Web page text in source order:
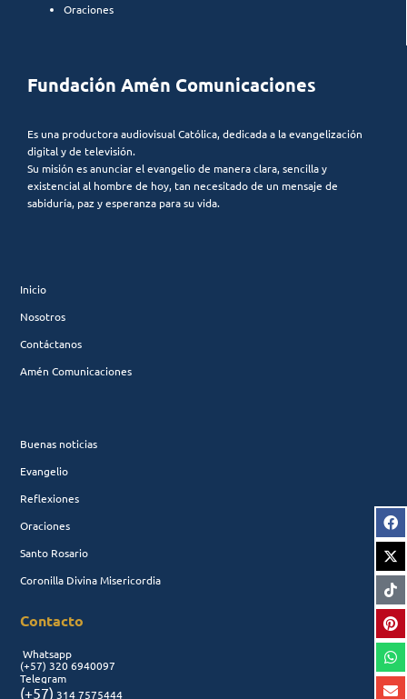
Oraciones
Fundación Amén Comunicaciones
Es una productora audiovisual Católica, dedicada a la evangelización
digital y de televisión.
Su misión es anunciar el evangelio de manera clara, sencilla y
existencial al hombre de hoy, tan necesitado de un mensaje de
sabiduría, paz y esperanza para su vida.
Inicio
Nosotros
Contáctanos
Amén Comunicaciones
Buenas noticias
Evangelio
Reflexiones
Oraciones
Santo Rosario
Coronilla Divina Misericordia
Contacto
Whatsapp
(+57) 320 6940097
Telegram
(+57) 314 7575444